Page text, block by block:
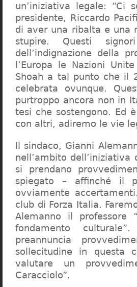
un’iniziativa legale: “Ci
presidente, Riccardo
di aver una ribalta e una
stupire. Questi
dell’indignazione della
l’Europa le Nazioni
Shoah a tal punto che il
celebrata ovunque.
purtroppo ancora non in
tesi che sostengono. Ed
con altri, adiremo le vie
Il sindaco, Gianni
nell’ambito
si prendano
spiegato – affinché il
ovviamente
club di Forza Italia.
Alemanno il
fondamento
preannuncia
sollecitudine in questa
valutare un
Caracciolo”.